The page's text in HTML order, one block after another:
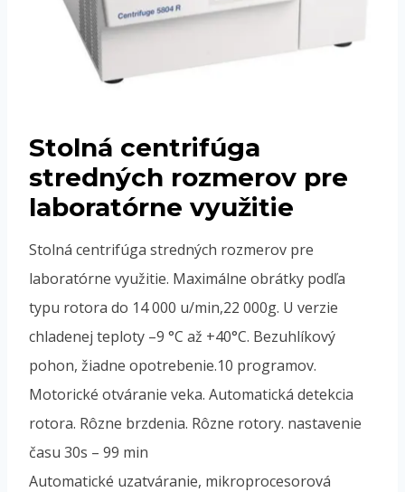
Stolná centrifúga
stredných rozmerov pre
laboratórne využitie
Stolná centrifúga stredných rozmerov pre
laboratórne využitie. Maximálne obrátky podľa
typu rotora do 14 000 u/min,22 000g. U verzie
chladenej teploty –9 °C až +40°C. Bezuhlíkový
pohon, žiadne opotrebenie.10 programov.
Motorické otváranie veka. Automatická detekcia
rotora. Rôzne brzdenia. Rôzne rotory. nastavenie
času 30s – 99 min
Automatické uzatváranie, mikroprocesorová